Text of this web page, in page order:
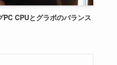
PC CPUとグラボのバランス